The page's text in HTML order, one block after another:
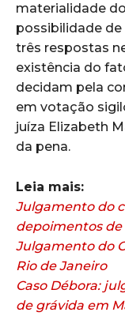
materialidade
possibilidade de
três respostas
existência do
decidam pela
em votação
juíza Elizabeth
da pena.
Leia mais:
Julgamento do
depoimentos de
Julgamento do
Rio de Janeiro
Caso Débora:
de grávida em